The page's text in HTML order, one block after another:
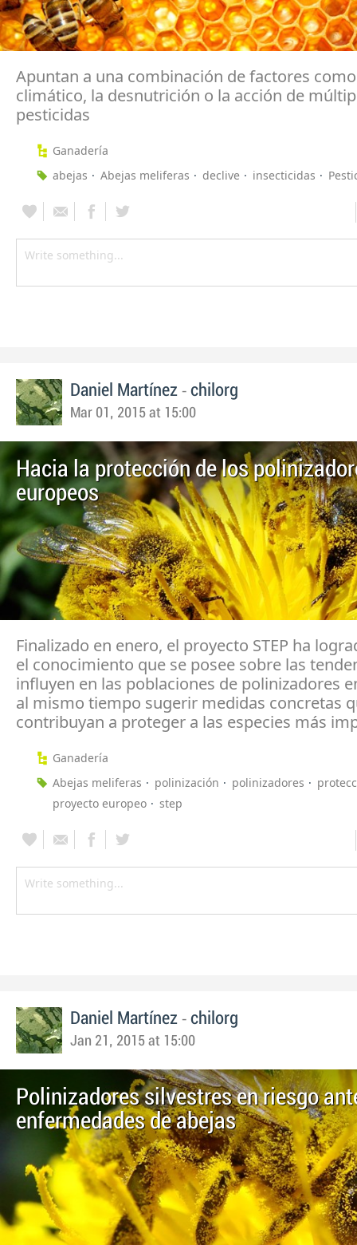
Apuntan a una combinación de factores
climático, la desnutrición o la acción de
pesticidas
Ganadería
abejas
Abejas meliferas declive insecticidas
Daniel Martínez - chilorg
Mar 01, 2015 at 15:00
Hacia la protección de los
europeos
Finalizado en enero, el proyecto STEP ha
el conocimiento que se posee sobre las
influyen en las poblaciones de polinizadores
al mismo tiempo sugerir medidas concretas
contribuyan a proteger a las especies más
Ganadería
Abejas meliferas
polinización polinizadores
proyecto europeo
step
Daniel Martínez - chilorg
Jan 21, 2015 at 15:00
Polinizadores silvestres en riesgo
enfermedades de abejas